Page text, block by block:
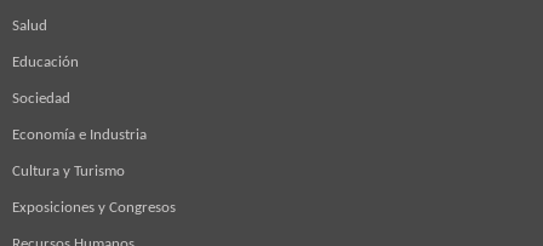
Salud
Educación
Sociedad
Economía e Industria
Cultura y Turismo
Exposiciones y Congresos